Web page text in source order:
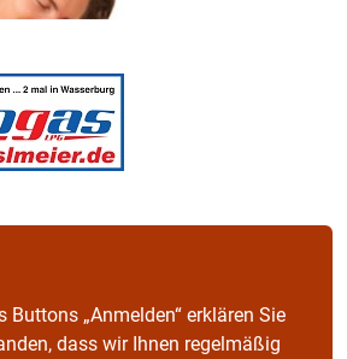
Buttons „Anmelden“ erklären Sie
dass wir Ihnen regelmäßig